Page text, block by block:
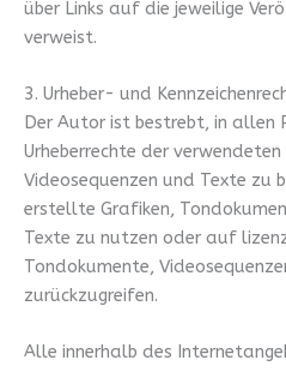
über Links auf die jeweilige
verweist.
3. Urheber- und
Der Autor ist bestrebt, in allen
Urheberrechte der
Videosequenzen und Texte zu
erstellte Grafiken,
Texte zu nutzen oder auf
Tondokumente,
zurückzugreifen.
Alle innerhalb des